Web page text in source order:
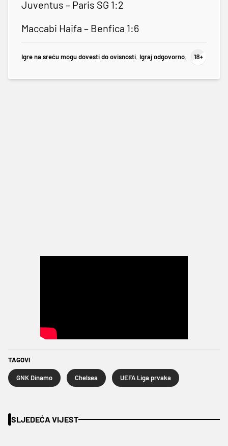
Juventus – Paris SG 1:2
Maccabi Haifa – Benfica 1:6
Igre na sreću mogu dovesti do ovisnosti. Igraj odgovorno.
TAGOVI
GNK Dinamo Chelsea UEFA Liga prvaka
SLJEDEĆA VIJEST